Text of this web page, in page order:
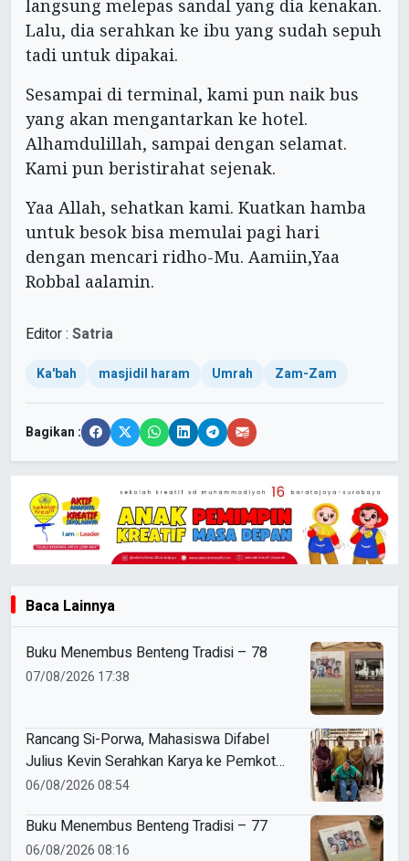
langsung melepas sandal yang dia kenakan.
Lalu, dia serahkan ke ibu yang sudah sepuh
tadi untuk dipakai.
Sesampai di terminal, kami pun naik bus
yang akan mengantarkan ke hotel.
Alhamdulillah, sampai dengan selamat.
Kami pun beristirahat sejenak.
Yaa Allah, sehatkan kami. Kuatkan hamba
untuk besok bisa memulai pagi hari
dengan mencari ridho-Mu. Aamiin,Yaa
Robbal aalamin.
Editor : Satria
Ka'bah masjidil haram Umrah Zam-Zam
Bagikan :
Baca Lainnya
Buku Menembus Benteng Tradisi – 78
07/08/2026 17:38
Rancang Si-Porwa, Mahasiswa Difabel
Julius Kevin Serahkan Karya ke Pemkot
Surabaya
06/08/2026 08:54
Buku Menembus Benteng Tradisi – 77
06/08/2026 08:16